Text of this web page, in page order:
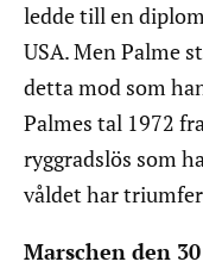
ledde till en
USA. Men Palme
detta mod som
Palmes tal 1972
ryggradslös som
våldet har
Marschen den